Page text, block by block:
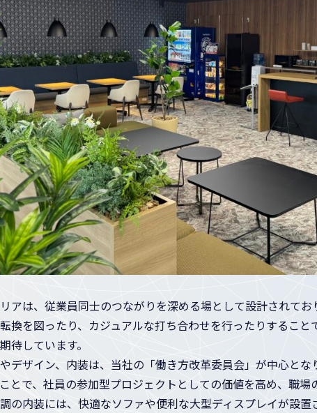
アは、従業員同士のつながりを深める場として設計されて
換を図ったり、カジュアルな打ち合わせを行ったりするこ
待しています。
デザイン、内装は、当社の「働き方改革委員会」が中心と
とで、社員の参加型プロジェクトとしての価値を高め、職
の内装には、快適なソファや便利な大型ディスプレイが設